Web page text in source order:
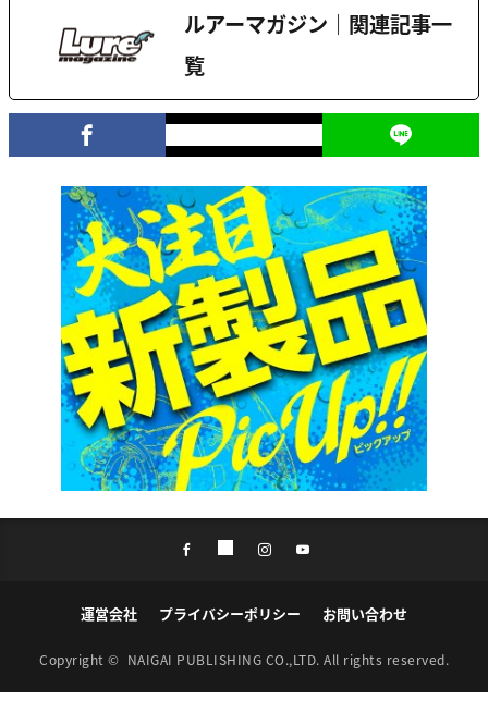
ルアーマガジン｜関連記事一
覧
運営会社 プライバシーポリシー お問い合わせ
Copyright © NAIGAI PUBLISHING CO.,LTD. All rights reserved.